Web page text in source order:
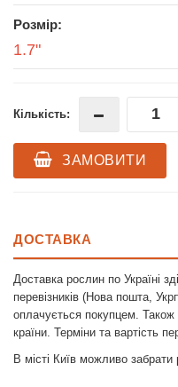
Розмір:
1.7"
Кількість:
ЗАМОВИТИ
ДОСТАВКА
Доставка рослин по Україні
перевізників (Нова пошта,
оплачується покупцем. Також
країни. Терміни та вартість
В місті Київ можливо